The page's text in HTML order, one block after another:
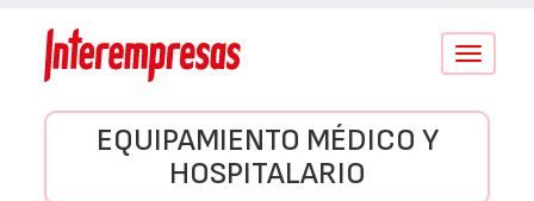
Conmutar
EQUIPAMIENTO MÉDICO Y
HOSPITALARIO